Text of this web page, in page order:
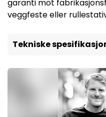
garanti mot
veggfeste eller
Tekniske